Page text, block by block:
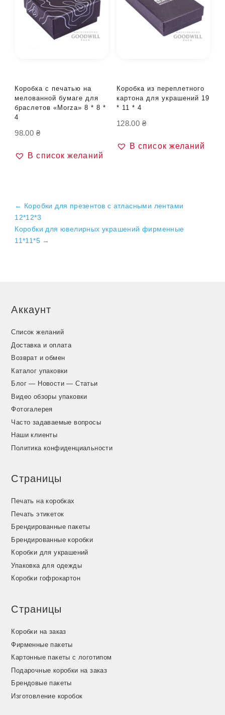
Коробка с печатью на
мелованной бумаге для
браслетов «Morza» 8 * 8 *
4
98.00 ₴
В список желаний
Коробка из переплетного
картона для украшений 19
* 11 * 4
128.00 ₴
В список желаний
← Коробки для презентов с атласными лентами
12*12*3
Коробки для ювелирных украшений фирменные
11*11*5→
Аккаунт
Список желаний
Доставка и оплата
Возврат и обмен
Каталог упаковки
Блог — Новости — Статьи
Видео обзоры упаковки
Фотогалерея
Часто задаваемые вопросы
Наши клиенты
Политика конфиденциальности
Страницы
Печать на коробках
Печать этикеток
Брендированные пакеты
Брендированные коробки
Коробки для украшений
Упаковка для одежды
Коробки гофрокартон
Страницы
Коробки на заказ
Фирменные пакеты
Картонные пакеты с логотипом
Подарочные коробки на заказ
Брендовые пакеты
Изготовление коробок